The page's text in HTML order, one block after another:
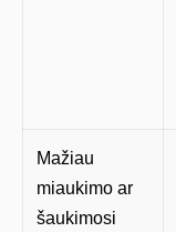
Mažiau
miaukimo ar
šaukimosi